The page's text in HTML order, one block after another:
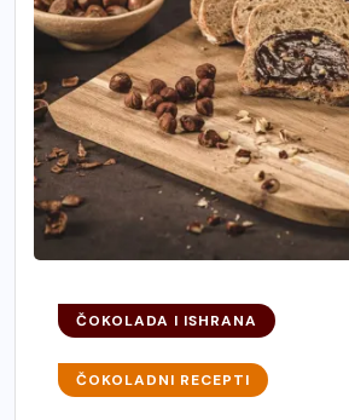
ČOKOLADA I ISHRANA
ČOKOLADNI RECEPTI